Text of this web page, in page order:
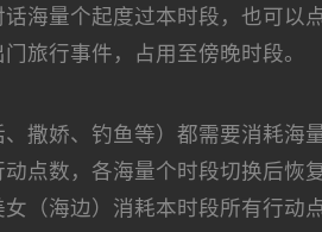
海量个起度过本时段，也可以
旅行事件，占用至傍晚时段。
撒娇、钓鱼等）都需要消耗海
点数，各海量个时段切换后恢
（海边）消耗本时段所有行动